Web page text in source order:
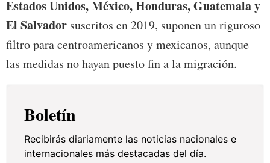
Estados Unidos, México, Honduras, Guatemala y
El Salvador suscritos en 2019, suponen un riguroso
filtro para centroamericanos y mexicanos, aunque
las medidas no hayan puesto fin a la migración.
Boletín
Recibirás diariamente las noticias nacionales e
internacionales más destacadas del día.